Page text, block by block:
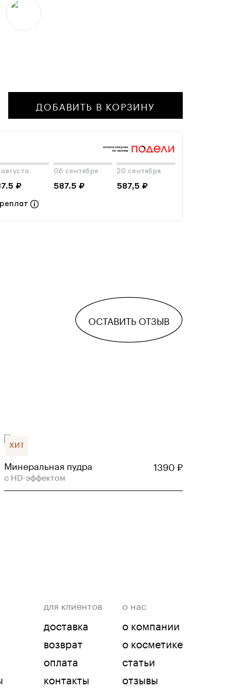
ДОБАВИТЬ В КОРЗИНУ
₽
06 сентября
587.5 ₽
20 сентября
587,5 ₽
ОСТАВИТЬ ОТЗЫВ
ХИТ
Минеральная пудра
с HD-эффектом
1390₽
для клиентов
доставка
возврат
оплата
контакты
о нас
о компании
о косметике
статьи
отзывы